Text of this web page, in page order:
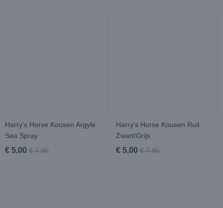
Harry's Horse Kousen Argyle
Sea Spray
€ 5,00 € 7,95
Harry's Horse Kousen Ruit
Zwart/Grijs
€ 5,00 € 7,95